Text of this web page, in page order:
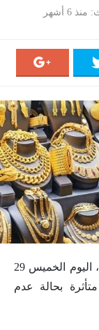
منذ 6 أشهر
سجّلت أسعار الذهب في مصر ارتفاعًا جديدًا، اليوم الخميس 29
متأثرة بحالة عدم